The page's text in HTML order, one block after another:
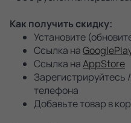
Как получить скидку:
Установите
Ссылка на
Ссылка наAppStore
Зарегистрируйтесь
телефона
Добавьте товар в